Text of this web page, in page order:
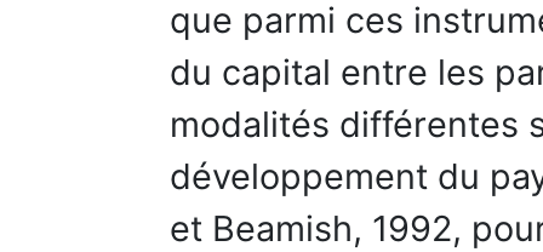
que parmi ces
du capital entre les
modalités différentes
développement du
et Beamish, 1992,